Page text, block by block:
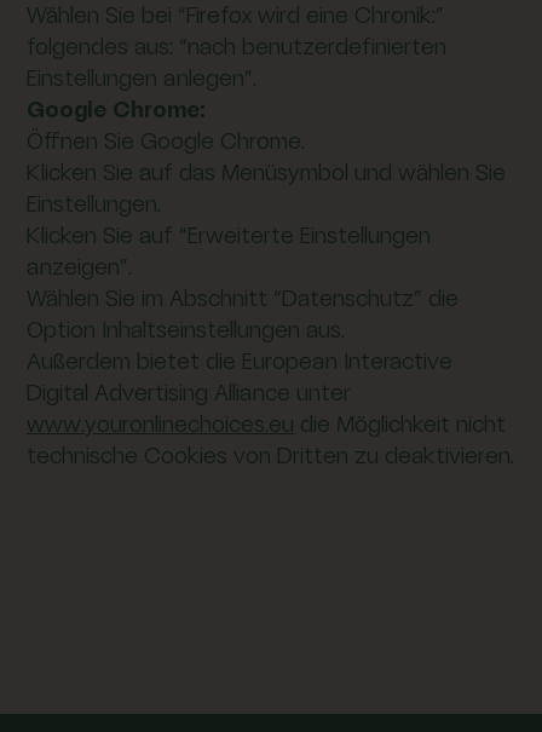
Wählen Sie bei “Firefox wird eine Chronik:”
folgendes aus: “nach benutzerdefinierten
Einstellungen anlegen”.
Google Chrome:
Öffnen Sie Google Chrome.
Klicken Sie auf das Menüsymbol und wählen Sie
Einstellungen.
Klicken Sie auf “Erweiterte Einstellungen
anzeigen”.
Wählen Sie im Abschnitt “Datenschutz” die
Option Inhaltseinstellungen aus.
Außerdem bietet die European Interactive
Digital Advertising Alliance unter
www.youronlinechoices.eu die Möglichkeit nicht
technische Cookies von Dritten zu deaktivieren.